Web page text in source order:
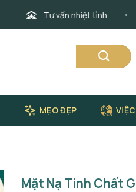
Tư vấn nhiệt tình
MẸO ĐẸP
Mặt Nạ Tinh Chất